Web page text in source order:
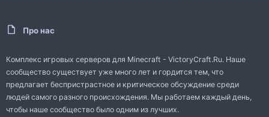
Про нас
Комплекс игровых серверов для Minecraft - VictoryCraft.Ru. Наше
сообщество существует уже много лет и гордится тем, что
предлагает беспристрастное и критическое обсуждение среди
людей самого разного происхождения. Мы работаем каждый день,
чтобы наше сообщество было одним из лучших.